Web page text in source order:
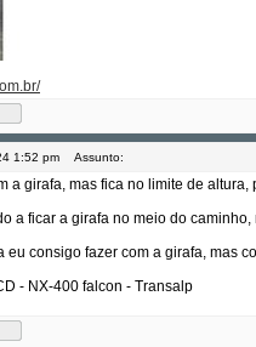
1:52 pm Assunto:
a girafa, mas fica no limite de
a ficar a girafa no meio do
eu consigo fazer com a girafa, mas
- NX-400 falcon - Transalp